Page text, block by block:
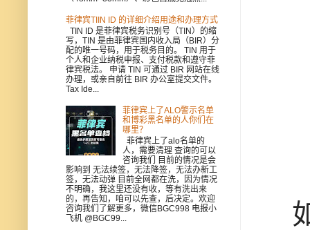
菲律宾TIIN ID 的详细介绍用途和办理方式
TIN ID 是菲律宾税务识别号（TIN）的缩
写，TIN 是由菲律宾国内收入局（BIR）分
配的唯一号码，用于税务目的。 TIN 用于
个人和企业纳税申报、支付税款和遵守菲
律宾税法。 申请 TIN 可通过 BIR 网站在线
办理，或亲自前往 BIR 办公室提交文件。
Tax Ide...
菲律宾上了ALO警示名单
和博彩黑名单的人你们在
哪里？
菲律宾上了alo名单的
人，需要清理 查询的可以
咨询我们 目前的情况是会
影响到 无法续签，无法降签，无法办新工
签，无法动弹 目前全网都在洗，因为情况
不明确，我这里还没有收，等有洗出来
的，再告知，咱可以先查，后决定。欢迎
咨询我们了解更多，微信BGC998 电报小
飞机 @BGC99...